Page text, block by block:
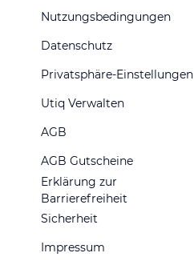
Nutzungsbedingungen
Datenschutz
Privatsphäre-Einstellungen
Utiq Verwalten
AGB
AGB Gutscheine
Erklärung zur
Barrierefreiheit
Sicherheit
Impressum